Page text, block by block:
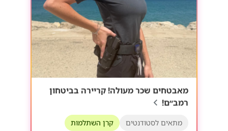
מאבטחים שכר מעולה! קריירה בביטחון
רמב״ם!
מתאים לסטודנטים קרן השתלמות